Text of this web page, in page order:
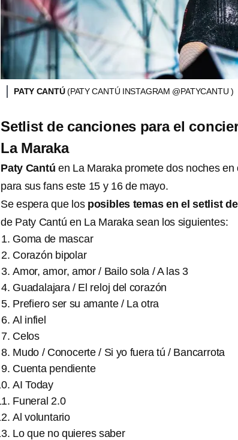
PATY CANTÚ(PATY CANTÚ INSTAGRAM @PATYCANTU )
Setlist de canciones para el
La Maraka
Paty Cantú en La Maraka promete dos noches
para sus fans este 15 y 16 de mayo.
Se espera que losposibles temas en el setlist
de Paty Cantú en La Maraka sean los siguientes:
Goma de mascar
Corazón bipolar
Amor, amor, amor / Bailo sola / A las 3
Guadalajara / El reloj del corazón
Prefiero ser su amante / La otra
Al infiel
Celos
Mudo / Conocerte / Si yo fuera tú / Bancarrota
Cuenta pendiente
AI Today
Funeral 2.0
Al voluntario
Lo que no quieres saber